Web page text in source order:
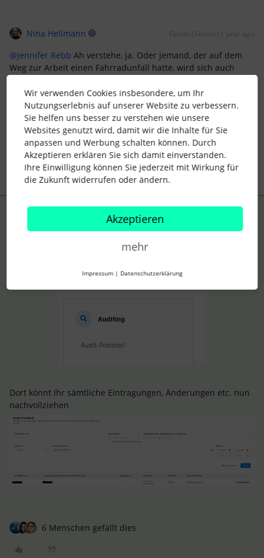
Nina Hellmann Forum|Forum|1 year ago
@Jennifer Rebb Ah verstehe, ja. Oder jemand, der auf dem
Weg zur Arbeit einen Fahrradunfall hatte, wird sich auch
übernimmt es dann auch jemand anderes.
Du hast recht: wer genehmigt hat, wird angezeigt, der
Eintragende nicht. Vielleicht könntest Du Deine Kollegen
fragen? VG!
Dort könnt Ihr sämtliche Eintragungen, Änderungen etc. nun
nachvollziehen
6 Menschen gefällt dies
Wir verwenden Cookies insbesondere, um Ihr
Nutzungserlebnis auf unserer Website zu verbessern.
Sie helfen uns besser zu verstehen wie unsere
Websites genutzt wird, damit wir die Inhalte für Sie
anpassen und Werbung schalten können. Durch
Akzeptieren erklären Sie sich damit einverstanden.
Ihre Einwilligung können Sie jederzeit mit Wirkung für
die Zukunft widerrufen oder ändern.
Akzeptieren
mehr
Impressum | Datenschutzerklärung